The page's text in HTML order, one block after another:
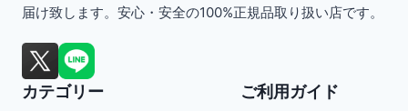
届け致します。安心・安全の100%正規品取り扱い店です。
カテゴリー ご利用ガイド